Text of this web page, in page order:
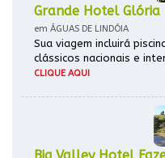
Grande Hotel Glória
em ÁGUAS DE LINDÓIA
Sua viagem incluirá
clássicos nacionais e
CLIQUE AQUI
Big Valley Hotel